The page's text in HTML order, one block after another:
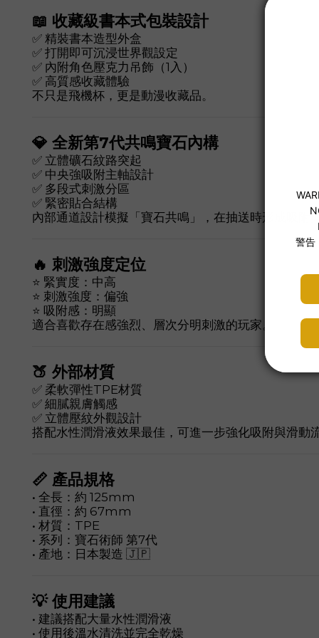
📖 收藏級書本式包裝設計
✅ 精裝書本造型外盒
✅ 打開即可沉浸世界觀設定
✅ 內附角色壓克力吊飾（1入）
✅ 高質感收藏體驗
不只是飛機杯，更是動漫收藏品。
💎 全新第7代共鳴寶石內構
✅ 立體礦石紋路突起
✅ 中央強吸附主軸設計
✅ 多段式刺激分區
✅ 緊密貼合結構
內部通道設計模擬「寶石共鳴」，在抽送時形成吸
🔥 刺激強度定位
⭐ 緊實度：中高
⭐ 刺激強度：偏強
⭐ 吸附感：明顯
適合喜歡存在感強烈、層次分明刺激的玩家。
🍑 外部材質
✅ 柔軟彈性TPE材質
✅ 細膩親膚觸感
✅ 立體壓紋外觀設計
搭配水性潤滑液效果最佳，可進一步強化吸附與滑動
📏 產品規格
• 全長：約 125mm
• 直徑：約 67mm
• 材質：TPE
• 系列：寶石術師 第7代
• 產地：日本製造 🇯🇵
💡 使用建議
• 建議搭配大量水性潤滑液
• 使用後溫水清洗並完全乾燥